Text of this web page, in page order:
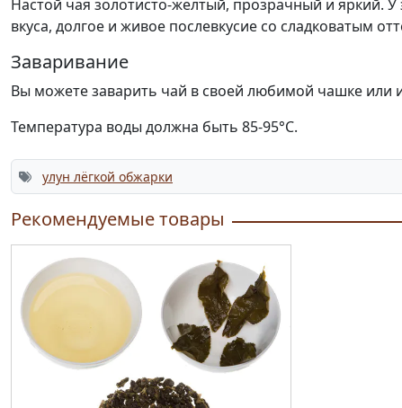
Настой чая золотисто-желтый, прозрачный и яркий.
вкуса, долгое и живое послевкусие со сладковатым
Заваривание
Вы можете заварить чай в своей любимой чашке или
Температура воды должна быть 85-95°С.
улун лёгкой обжарки
Рекомендуемые товары